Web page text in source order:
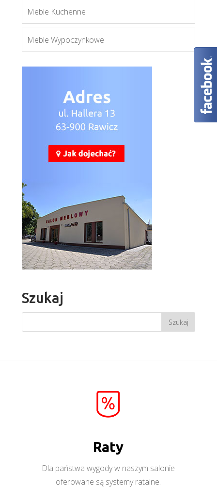
Meble Kuchenne
Meble Wypoczynkowe
Szukaj
Raty
Dla państwa wygody w naszym salonie
oferowane są systemy ratalne.